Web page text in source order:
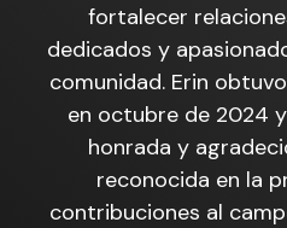
fortalecer
dedicados y
comunidad. Erin
en octubre de 2024
honrada y
reconocida en la
contribuciones al